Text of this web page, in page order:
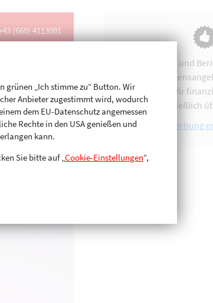
(660) 4113091
Menu
Vereinsarbeit und
uns eine
zeitintensiv. Wir
ausschließlich
Werbung
grünen „Ich stimme zu“ Button. Wir
Anbieter zugestimmt wird, wodurch
dem EU-Datenschutz angemessen
Rechte in den USA genießen und
kann.
Sie bitte auf „Cookie-Einstellungen“,